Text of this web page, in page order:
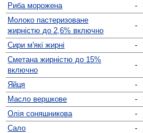
Риба морожена -
Молоко пастеризоване
жирністю до 2,6% включно
-
Сири м'які жирні -
Сметана жирністю до 15%
включно
-
Яйця -
Масло вершкове
-
Олія соняшникова
-
Сало
-